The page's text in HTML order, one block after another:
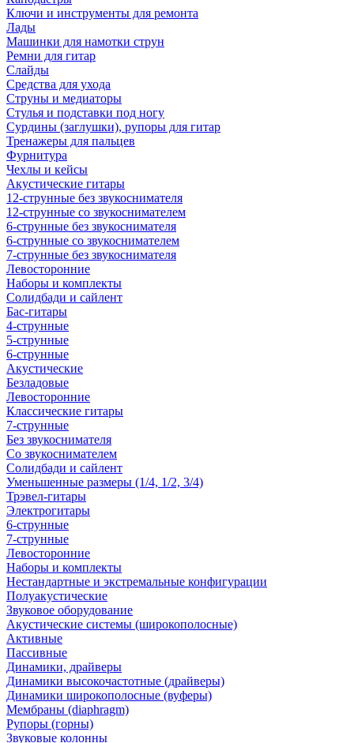
Ключи и инструменты для ремонта
Лады
Машинки для намотки струн
Ремни для гитар
Слайды
Средства для ухода
Струны и медиаторы
Стулья и подставки под ногу
Сурдины (заглушки), рупоры для гитар
Тренажеры для пальцев
Фурнитура
Чехлы и кейсы
Акустические гитары
12-струнные без звукоснимателя
12-струнные со звукоснимателем
6-струнные без звукоснимателя
6-струнные со звукоснимателем
7-струнные без звукоснимателя
Левосторонние
Наборы и комплекты
Солидбади и сайлент
Бас-гитары
4-струнные
5-струнные
6-струнные
Акустические
Безладовые
Левосторонние
Классические гитары
7-струнные
Без звукоснимателя
Со звукоснимателем
Солидбади и сайлент
Уменьшенные размеры (1/4, 1/2, 3/4)
Трэвел-гитары
Электрогитары
6-струнные
7-струнные
Левосторонние
Наборы и комплекты
Нестандартные и экстремальные конфигурации
Полуакустические
Звуковое оборудование
Акустические системы (широкополосные)
Активные
Пассивные
Динамики, драйверы
Динамики высокочастотные (драйверы)
Динамики широкополосные (вуферы)
Мембраны (diaphragm)
Рупоры (горны)
Звуковые колонны